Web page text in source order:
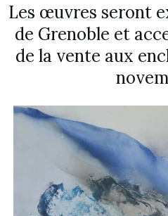
Les œuvres seront
de Grenoble et
de la vente aux